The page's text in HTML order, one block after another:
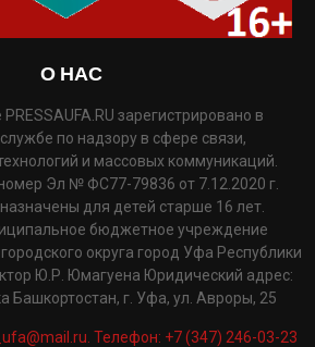
О НАС
зарегистрировано в
по надзору в сфере связи,
и массовых коммуникаций.
Эл № ФС77-79836 от 7.12.2020 г.
для детей старше 16 лет.
бюджетное учреждение
округа город Уфа Республики
Ю.Р. Юмагуена Юридический адрес:
Башкортостан, г. Уфа, ул. Авроры, 25
Телефон: +7 (347) 246-03-23